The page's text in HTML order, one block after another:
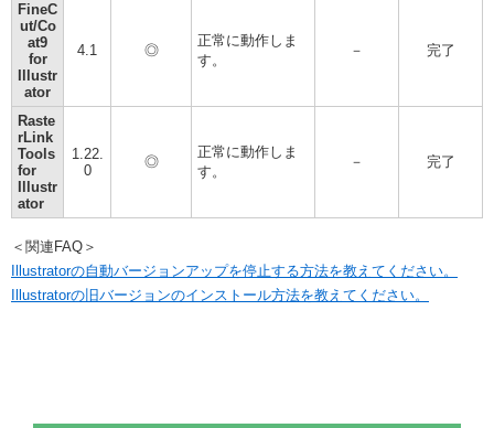
FineC
ut/Co
at9
for
Illustr
ator
4.1 ◎
正常に動作しま
す。
－ 完了
Raste
rLink
Tools
for
Illustr
ator
1.22.
0
◎
正常に動作しま
す。
－ 完了
＜関連FAQ＞
Illustratorの自動バージョンアップを停止する方法を教えてください。
Illustratorの旧バージョンのインストール方法を教えてください。